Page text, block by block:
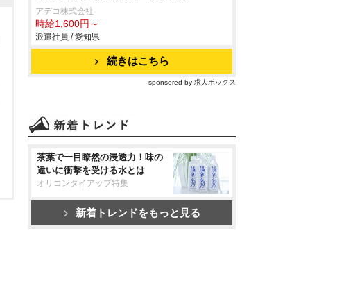
アデコ株式会社
時給1,600円～
派遣社員 / 愛知県
続きはこちら
sponsored by 求人ボックス
茶葉で一目瞭然の浸透力！味の
違いに衝撃を受ける水とは
オリコンタイアップ特集
新着トレンドをもっと見る